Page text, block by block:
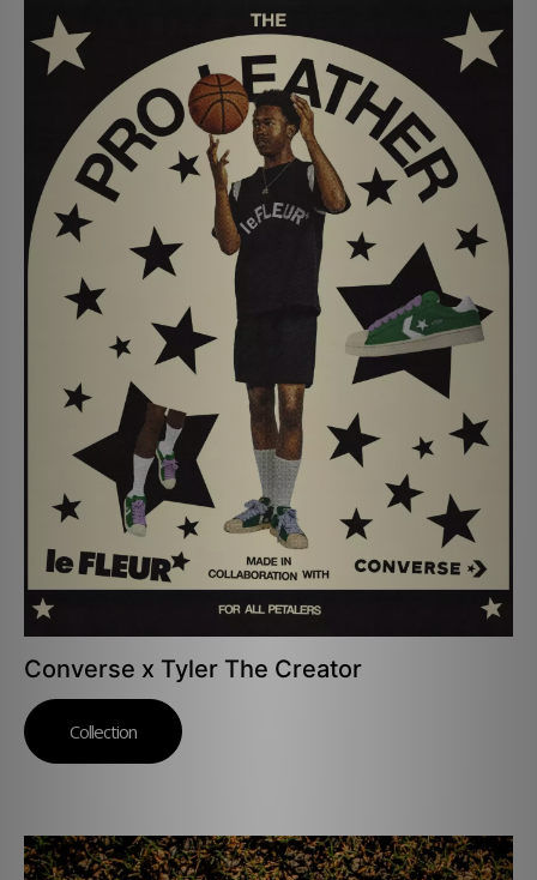
Converse x Tyler The Creator
Collection